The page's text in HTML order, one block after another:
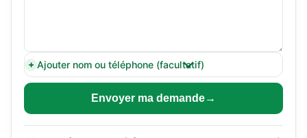
Ajouter nom ou téléphone (facultatif)
Envoyer ma demande